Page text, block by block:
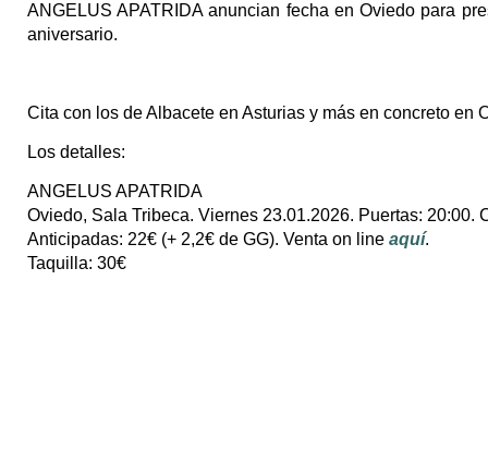
ANGELUS APATRIDA anuncian fecha en Oviedo para
aniversario.
Cita con los de Albacete en Asturias y más en concreto en
Los detalles:
ANGELUS APATRIDA
Oviedo, Sala Tribeca. Viernes 23.01.2026. Puertas: 20:00.
Anticipadas: 22€ (+ 2,2€ de GG). Venta on line aquí.
Taquilla: 30€